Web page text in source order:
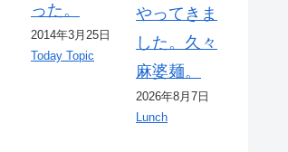
った。
2014年3月25日
Today Topic
やってきま
した。久々
麻婆麺。
2026年8月7日
Lunch